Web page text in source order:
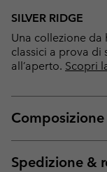
SILVER RIDGE
Una collezione
classici a prova di
all’aperto. Scopri
Composizione
Spedizione &